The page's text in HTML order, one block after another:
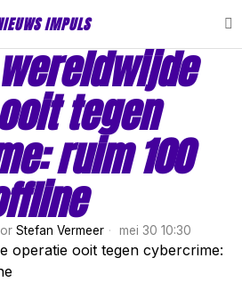
IMPULS
tegen
ruim 100
Stefan Vermeer mei 30 10:30